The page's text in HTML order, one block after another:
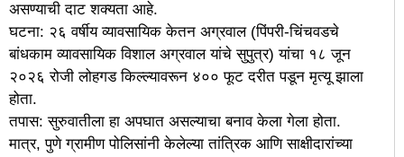
असण्याची दाट शक्यता आहे.
घटना: २६ वर्षीय व्यावसायिक केतन अग्रवाल (पिंपरी-चिंचवडचे
बांधकाम व्यावसायिक विशाल अग्रवाल यांचे सुपुत्र) यांचा १८ जून
२०२६ रोजी लोहगड किल्ल्यावरून ४०० फूट दरीत पडून मृत्यू झाला
होता.
तपास: सुरुवातीला हा अपघात असल्याचा बनाव केला गेला होता.
मात्र, पुणे ग्रामीण पोलिसांनी केलेल्या तांत्रिक आणि साक्षीदारांच्या